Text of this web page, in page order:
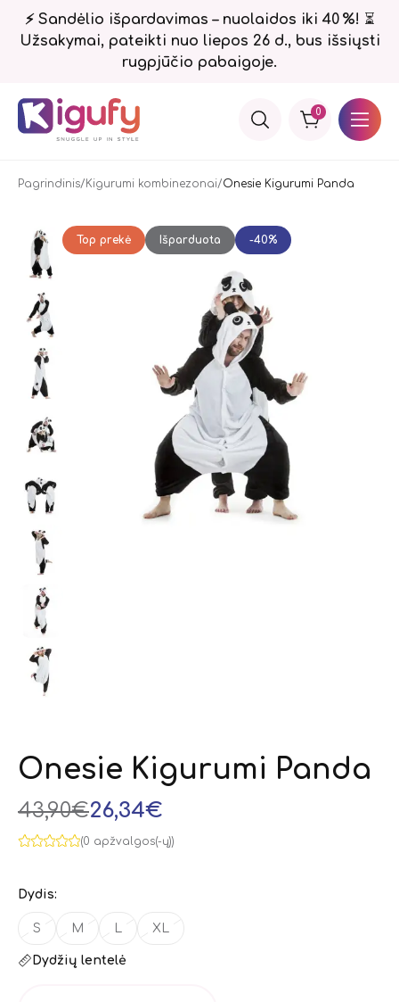
⚡ Sandėlio išpardavimas – nuolaidos iki 40 %! ⏳
Užsakymai, pateikti nuo liepos 26 d., bus išsiųsti
rugpjūčio pabaigoje.
0
Pagrindinis Kigurumi kombinezonai Onesie Kigurumi Panda
Top prekė Išparduota -40%
Onesie Kigurumi Panda
43,90€26,34€
(0 apžvalgos(-ų))
Dydis:
S M XL
Dydžių lentelė